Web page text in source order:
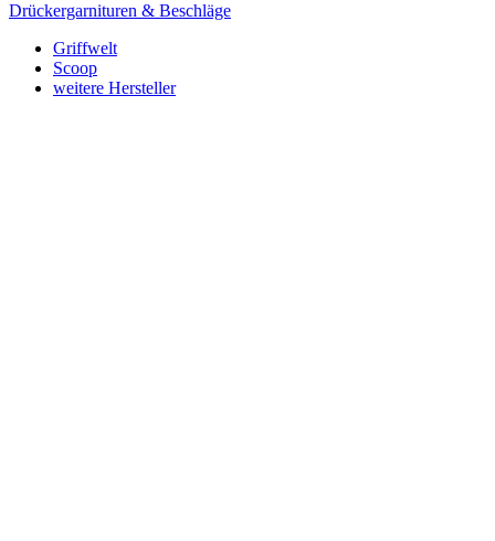
Drückergarnituren & Beschläge
Griffwelt
Scoop
weitere Hersteller